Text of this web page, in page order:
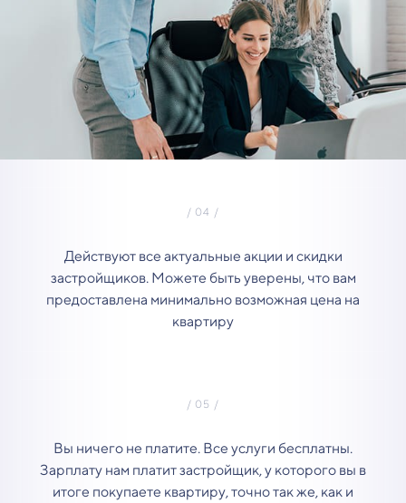
Действуют все актуальные акции и скидки
застройщиков. Можете быть уверены, что вам
предоставлена минимально возможная цена на
квартиру
Вы ничего не платите. Все услуги бесплатны.
Зарплату нам платит застройщик, у которого вы в
итоге покупаете квартиру, точно так же, как и